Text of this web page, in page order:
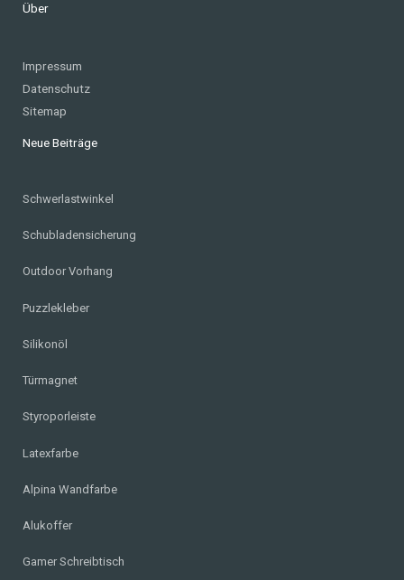
Über
Impressum
Datenschutz
Sitemap
Neue Beiträge
Schwerlastwinkel
Schubladensicherung
Outdoor Vorhang
Puzzlekleber
Silikonöl
Türmagnet
Styroporleiste
Latexfarbe
Alpina Wandfarbe
Alukoffer
Gamer Schreibtisch